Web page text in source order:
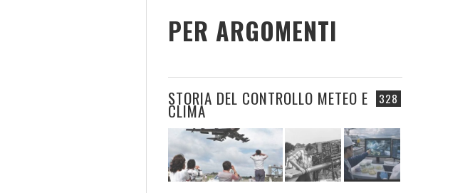
PER ARGOMENTI
328
STORIA DEL CONTROLLO METEO E
CLIMA